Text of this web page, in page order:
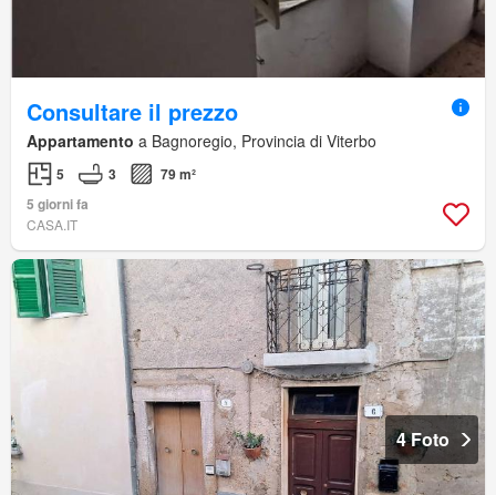
Consultare il prezzo
Appartamento a Bagnoregio, Provincia di Viterbo
5 3
79 m²
5 giorni fa
CASA.IT
4 Foto